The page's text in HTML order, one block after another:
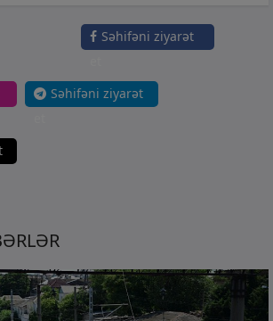
Səhifəni ziyarət
Səhifəni ziyarət